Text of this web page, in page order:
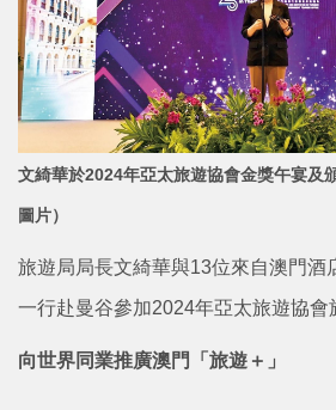
文綺華於2024年亞太旅遊協會金獎午宴及
圖片）
旅遊局局長文綺華與13位來自澳門酒
一行赴曼谷參加2024年亞太旅遊協會
向世界同業推廣澳門「旅遊＋」